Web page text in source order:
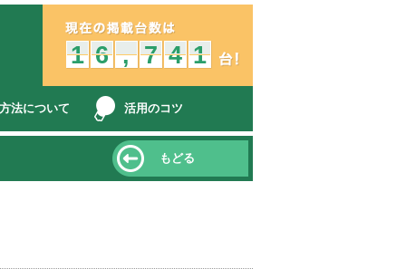
1
1 6
5
6 ,
, 7
6
7 4
3
4 1
1
法について 活用のコツ
もどる